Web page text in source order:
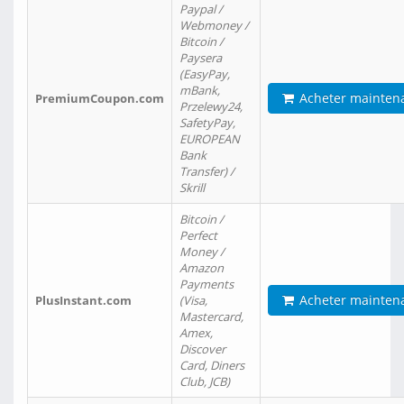
PremiumCoupon.com
Paypal /
Webmoney /
Bitcoin /
Paysera
(EasyPay,
mBank,
Przelewy24,
SafetyPay,
EUROPEAN
Bank
Transfer) /
Skrill
Acheter
PlusInstant.com
Bitcoin /
Perfect
Money /
Amazon
Payments
(Visa,
Mastercard,
Amex,
Discover
Card, Diners
Club, JCB)
Acheter